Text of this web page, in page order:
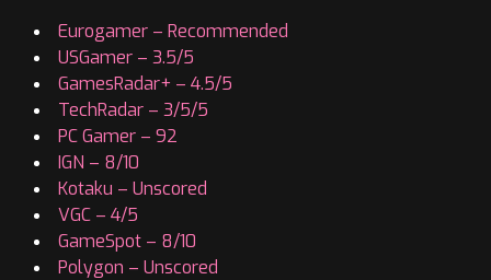
Eurogamer – Recommended
USGamer – 3.5/5
GamesRadar+ – 4.5/5
TechRadar – 3/5/5
PC Gamer – 92
IGN – 8/10
Kotaku – Unscored
VGC – 4/5
GameSpot – 8/10
Polygon – Unscored